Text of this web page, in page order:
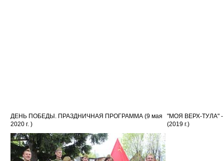
ДЕНЬ ПОБЕДЫ. ПРАЗДНИЧНАЯ ПРОГРАММА (9 мая
2020 г. )
"МОЯ ВЕРХ-ТУЛА"
(2019 г.)